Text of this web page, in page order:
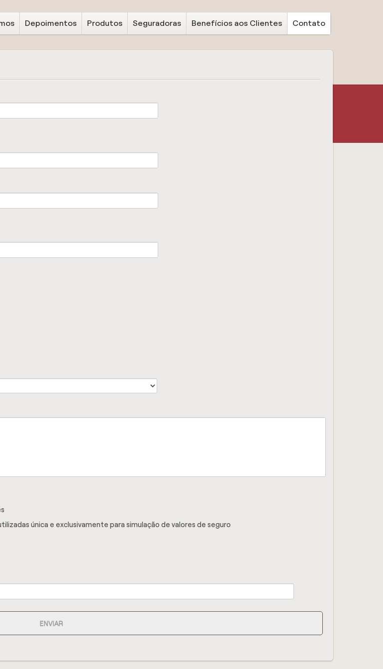
Depoimentos Produtos Seguradoras Benefícios aos Clientes Contato
única e exclusivamente para simulação de valores de seguro
ENVIAR